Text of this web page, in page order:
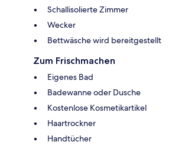
Schallisolierte Zimmer
Wecker
Bettwäsche wird bereitgestellt
Zum Frischmachen
Eigenes Bad
Badewanne oder Dusche
Kostenlose Kosmetikartikel
Haartrockner
Handtücher